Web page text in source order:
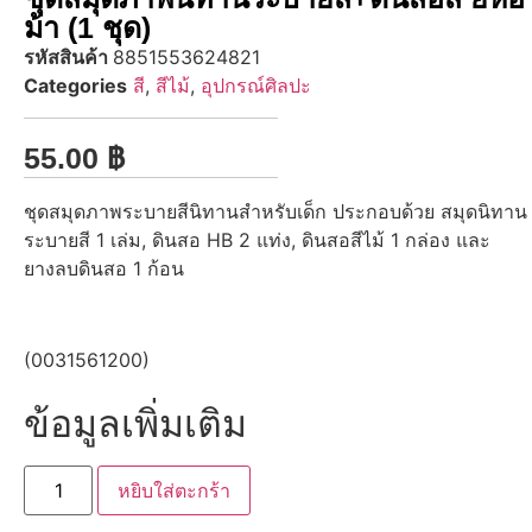
ม้า (1 ชุด)
รหัสสินค้า 8851553624821
Categories สี, สีไม้, อุปกรณ์ศิลปะ
55.00 ฿
ชุดสมุดภาพระบายสีนิทานสำหรับเด็ก ประกอบด้วย สมุดนิทาน
ระบายสี 1 เล่ม, ดินสอ HB 2 แท่ง, ดินสอสีไม้ 1 กล่อง และ
ยางลบดินสอ 1 ก้อน
(0031561200)
ข้อมูลเพิ่มเติม
หยิบใส่ตะกร้า